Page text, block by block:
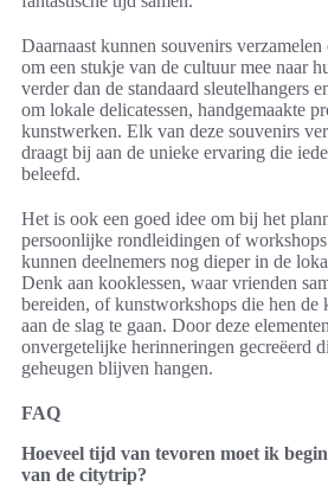
Daarnaast kunnen souvenirs
om een stukje van de cultuur mee naar
verder dan de standaard sleutelhangers
om lokale delicatessen, handgemaakte
kunstwerken. Elk van deze souvenirs
draagt bij aan de unieke ervaring die
beleefd.
Het is ook een goed idee om bij het
persoonlijke rondleidingen of
kunnen deelnemers nog dieper in de
Denk aan kooklessen, waar vrienden
bereiden, of kunstworkshops die hen de
aan de slag te gaan. Door deze
onvergetelijke herinneringen gecreëerd
geheugen blijven hangen.
FAQ
Hoeveel tijd van tevoren moet ik
van de citytrip?